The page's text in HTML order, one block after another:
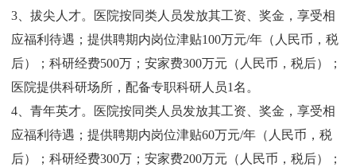
3、拔尖人才。医院按同类人员发放其工资、奖金，享受相
应福利待遇；提供聘期内岗位津贴100万元/年（人民币，税
后）；科研经费500万；安家费300万元（人民币，税后）；
医院提供科研场所，配备专职科研人员1名。
4、青年英才。医院按同类人员发放其工资、奖金，享受相
应福利待遇；提供聘期内岗位津贴60万元/年（人民币，税
后）；科研经费300万；安家费200万元（人民币，税后）；